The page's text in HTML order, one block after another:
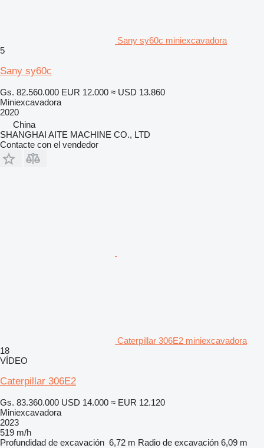
Sany sy60c miniexcavadora
5
Sany sy60c
Gs. 82.560.000 EUR 12.000 ≈ USD 13.860
Miniexcavadora
2020
China
SHANGHAI AITE MACHINE CO., LTD
Contacte con el vendedor
Caterpillar 306E2 miniexcavadora
18
VÍDEO
Caterpillar 306E2
Gs. 83.360.000 USD 14.000 ≈ EUR 12.120
Miniexcavadora
2023
519 m/h
Profundidad de excavación 6,72 m Radio de excavación 6,09 m